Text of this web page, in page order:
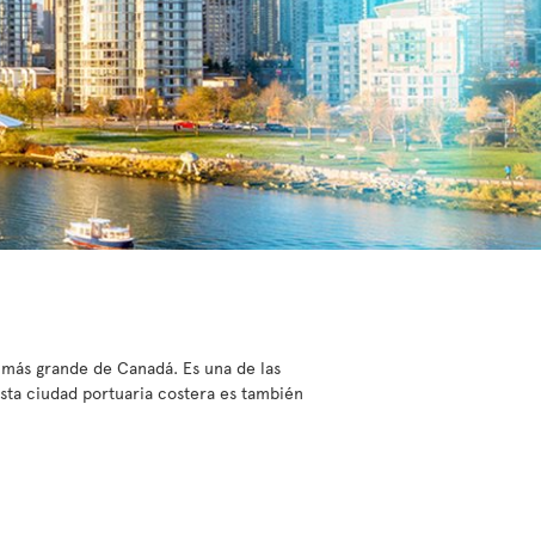
grande de Canadá. Es una de las
ciudad portuaria costera es también